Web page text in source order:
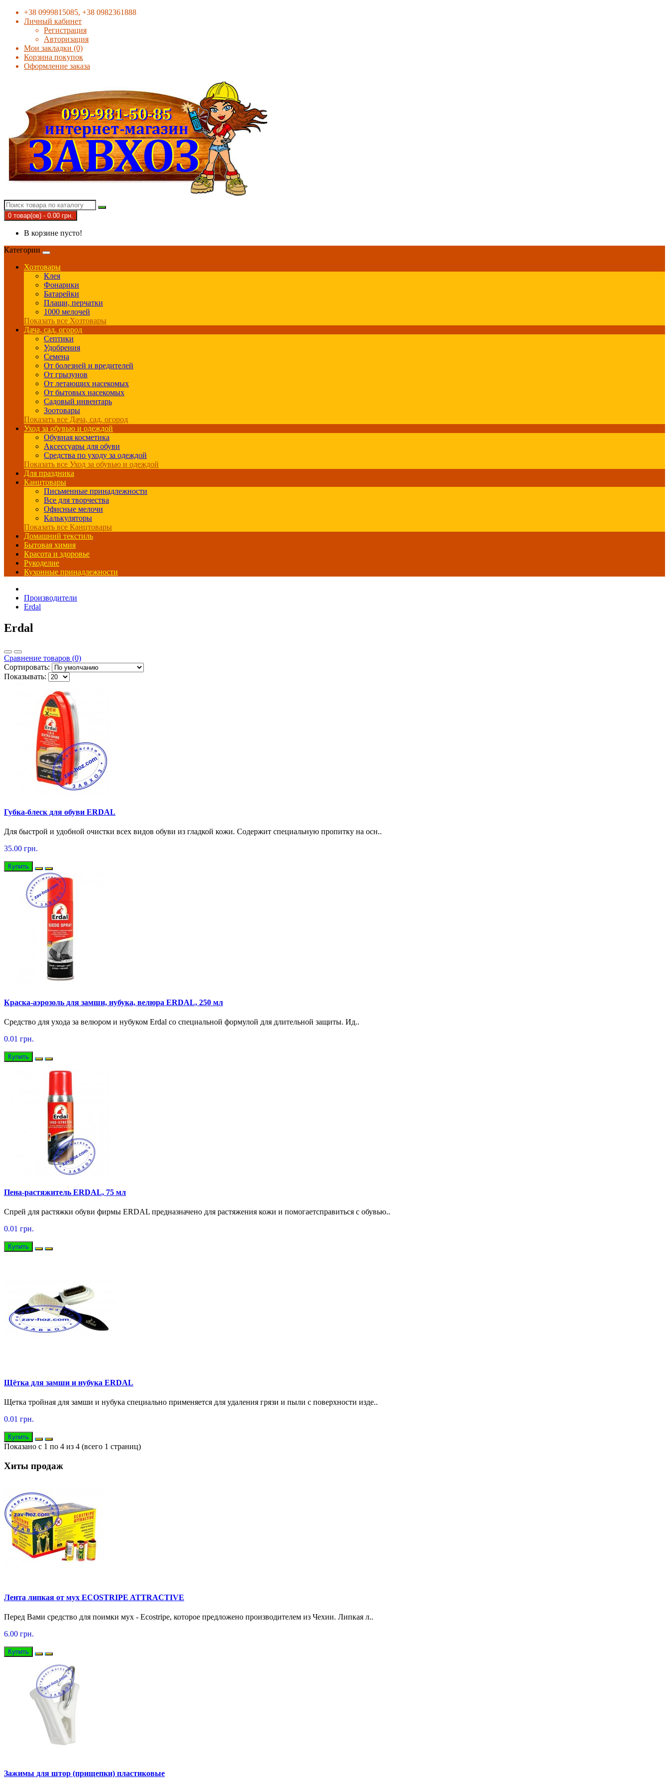
+38 0999815085, +38 0982361888
Личный кабинет
Регистрация
Авторизация
Мои закладки (0)
Корзина покупок
Оформление заказа
0 товар(ов) - 0.00 грн.
В корзине пусто!
Категории
Хозтовары
Клея
Фонарики
Батарейки
Плащи, перчатки
1000 мелочей
Показать все Хозтовары
Дача, сад, огород
Септики
Удобрения
Семена
От болезней и вредителей
От грызунов
От летающих насекомых
От бытовых насекомых
Садовый инвентарь
Зоотовары
Показать все Дача, сад, огород
Уход за обувью и одеждой
Обувная косметика
Аксессуары для обуви
Средства по уходу за одеждой
Показать все Уход за обувью и одеждой
Для праздника
Канцтовары
Письменные принадлежности
Все для творчества
Офисные мелочи
Калькуляторы
Показать все Канцтовары
Домашний текстиль
Бытовая химия
Красота и здоровье
Рукоделие
Кухонные принадлежности
Производители
Erdal
Erdal
Сравнение товаров (0)
Сортировать:
Показывать:
Губка-блеск для обуви ERDAL
Для быстрой и удобной очистки всех видов обуви из гладкой кожи. Содержит специальную пропитку на осн..
35.00 грн.
Купить
Краска-аэрозоль для замши, нубука, велюра ERDAL, 250 мл
Средство для ухода за велюром и нубуком Erdal со специальной формулой для длительной защиты. Ид..
0.01 грн.
Купить
Пена-растяжитель ERDAL, 75 мл
Спрей для растяжки обуви фирмы ERDAL предназначено для растяжения кожи и помогаетсправиться с обувью..
0.01 грн.
Купить
Щётка для замши и нубука ERDAL
Щетка тройная для замши и нубука специально применяется для удаления грязи и пыли с поверхности изде..
0.01 грн.
Купить
Показано с 1 по 4 из 4 (всего 1 страниц)
Хиты продаж
Лента липкая от мух ECOSTRIPE ATTRACTIVE
Перед Вами средство для поимки мух - Ecostripe, которое предложено производителем из Чехии. Липкая л..
6.00 грн.
Купить
Зажимы для штор (прищепки) пластиковые